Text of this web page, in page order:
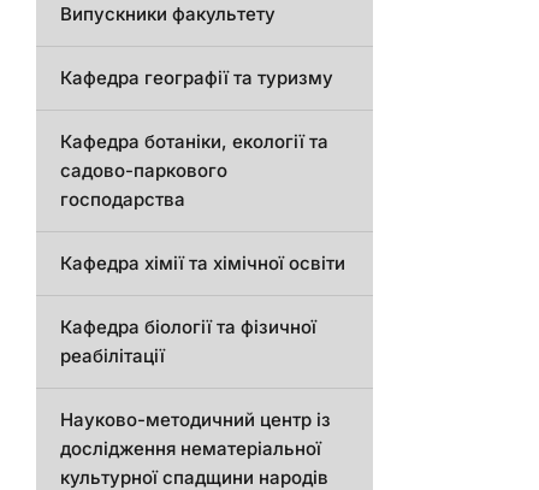
Випускники факультету
Кафедра географії та туризму
Кафедра ботаніки, екології та
садово-паркового
господарства
Кафедра хімії та хімічної освіти
Кафедра біології та фізичної
реабілітації
Науково-методичний центр із
дослідження нематеріальної
культурної спадщини народів